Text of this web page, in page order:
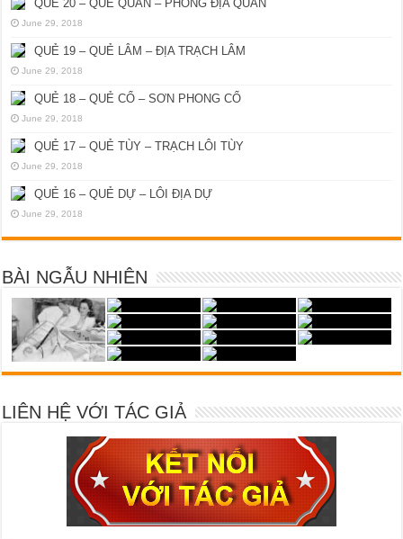
QUẺ 20 – QUẺ QUAN – PHONG ĐỊA QUAN
June 29, 2018
QUẺ 19 – QUẺ LÂM – ĐỊA TRẠCH LÂM
June 29, 2018
QUẺ 18 – QUẺ CỔ – SƠN PHONG CỔ
June 29, 2018
QUẺ 17 – QUẺ TÙY – TRẠCH LÔI TÙY
June 29, 2018
QUẺ 16 – QUẺ DỰ – LÔI ĐỊA DỰ
June 29, 2018
BÀI NGẪU NHIÊN
LIÊN HỆ VỚI TÁC GIẢ